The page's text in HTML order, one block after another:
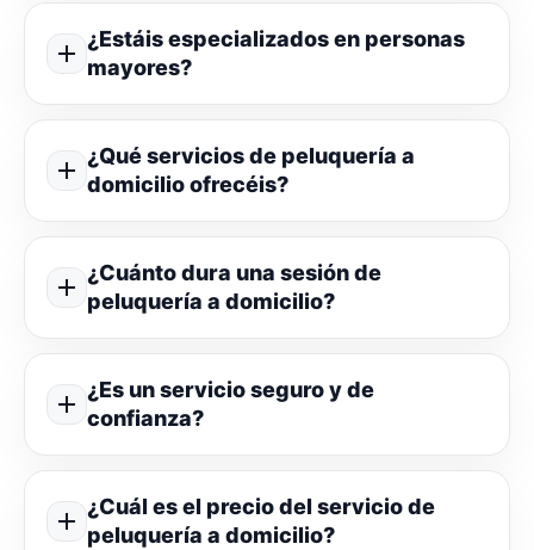
¿Estáis especializados en personas
mayores?
¿Qué servicios de peluquería a
domicilio ofrecéis?
¿Cuánto dura una sesión de
peluquería a domicilio?
¿Es un servicio seguro y de
confianza?
¿Cuál es el precio del servicio de
peluquería a domicilio?